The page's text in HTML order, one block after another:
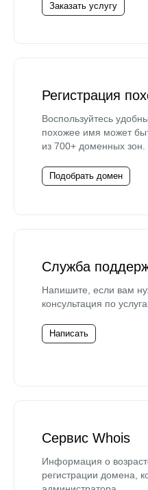
Заказать услугу
Регистрация
Воспользуйтесь
похожее имя может
из 700+ доменных зон.
Подобрать домен
Служба
Напишите, если вам
консультация по
Написать
Сервис Whois
Информация о
регистрации домена,